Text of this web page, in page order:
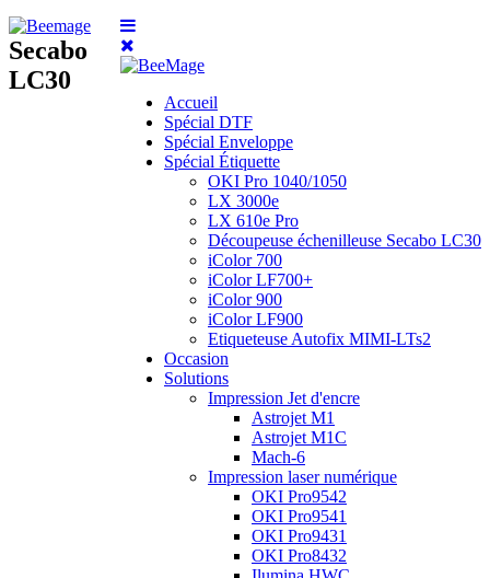
Accueil
Spécial DTF
Spécial Enveloppe
Spécial Étiquette
OKI Pro 1040/1050
LX 3000e
LX 610e Pro
Découpeuse échenilleuse Secabo LC30
iColor 700
iColor LF700+
iColor 900
iColor LF900
Etiqueteuse Autofix MIMI-LTs2
Occasion
Solutions
Impression Jet d'encre
Astrojet M1
Astrojet M1C
Mach-6
Impression laser numérique
OKI Pro9542
OKI Pro9541
OKI Pro9431
OKI Pro8432
Secabo
LC30